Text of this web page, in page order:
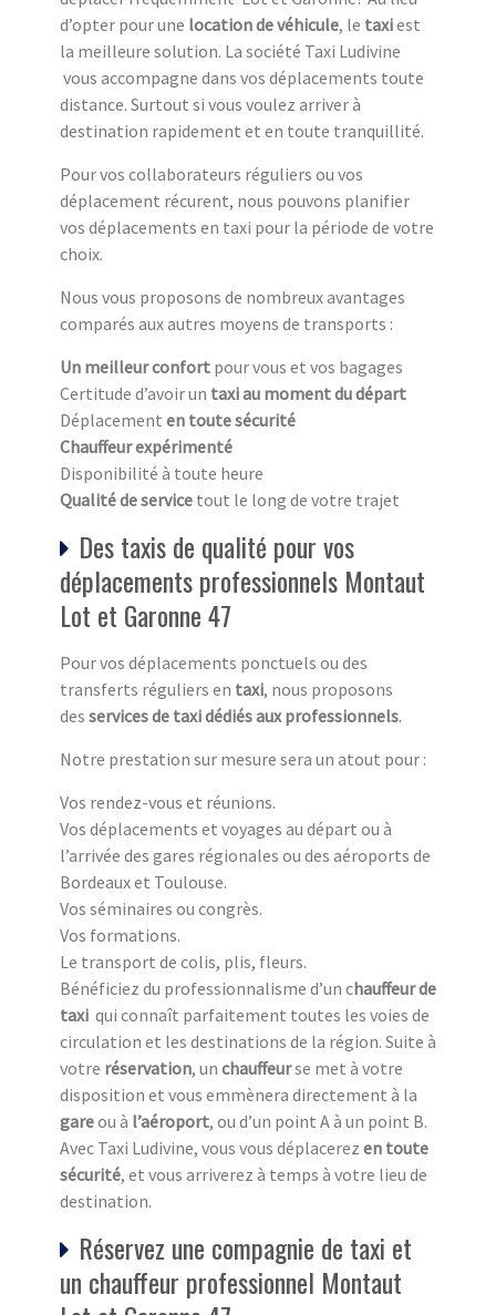
d’opter pour une location de véhicule, le taxiest
la meilleure solution. La société Taxi Ludivine
vous accompagne dans vos déplacements toute
distance. Surtout si vous voulez arriver à
destination rapidement et en toute tranquillité.
Pour vos collaborateurs réguliers ou vos
déplacement récurent, nous pouvons planifier
vos déplacements en taxi pour la période de votre
choix.
Nous vous proposons de nombreux avantages
comparés aux autres moyens de transports :
Un meilleur confort pour vous et vos bagages
Certitude d’avoir un taxi au moment du départ
Déplacement en toute sécurité
Chauffeur expérimenté
Disponibilité à toute heure
Qualité de service tout le long de votre trajet
Des taxis de qualité pour vos
déplacements professionnels Montaut
Lot et Garonne 47
Pour vos déplacements ponctuels ou des
transferts réguliers en taxi, nous proposons
des services de taxi dédiés aux professionnels.
Notre prestation sur mesure sera un atout pour :
Vos rendez-vous et réunions.
Vos déplacements et voyages au départ ou à
l’arrivée des gares régionales ou des aéroports de
Bordeaux et Toulouse.
Vos séminaires ou congrès.
Vos formations.
Le transport de colis, plis, fleurs.
Bénéficiez du professionnalisme d’un chauffeur de
taxi qui connaît parfaitement toutes les voies de
circulation et les destinations de la région. Suite à
votre réservation, un chauffeurse met à votre
disposition et vous emmènera directement à la
gareou à l’aéroport, ou d’un point A à un point B.
Avec Taxi Ludivine, vous vous déplacerez en toute
sécurité, et vous arriverez à temps à votre lieu de
destination.
Réservez une compagnie de taxi et
un chauffeur professionnel Montaut